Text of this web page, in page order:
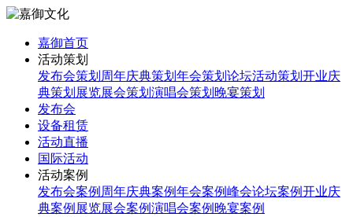
嘉御首页
活动策划
发布会策划 周年庆典策划 年会策划 论坛活动策划 开业庆
典策划 展览展会策划 演唱会策划 晚宴策划
发布会
设备租赁
活动直播
国际活动
活动案例
发布会案例 周年庆典案例年会案例峰会论坛案例开业庆
典案例 展览展会案例演唱会案例 晚宴案例